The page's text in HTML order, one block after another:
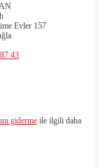
Evler 157
43
gidermeile ilgili daha